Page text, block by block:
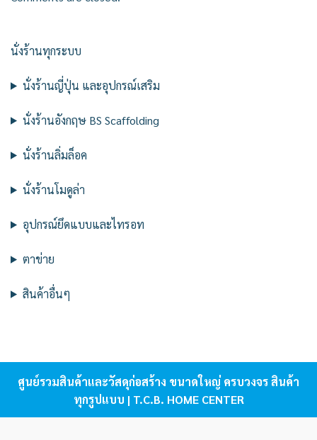
นั่งร้านทุกระบบ
นั่งร้านญี่ปุ่น และอุปกรณ์เสริม
นั่งร้านอังกฤษ BS Scaffolding
นั่งร้านลิ่มล็อค
นั่งร้านโมดูล่า
อุปกรณ์ยึดแบบและไทรอท
ตาข่าย
สินค้าอื่นๆ
ศูนย์รวมสินค้าและวัสดุก่อสร้าง ขนาดใหญ่ ครบวงจร สินค้า
ทุกรูปแบบ | T.C.B. HOME CENTER